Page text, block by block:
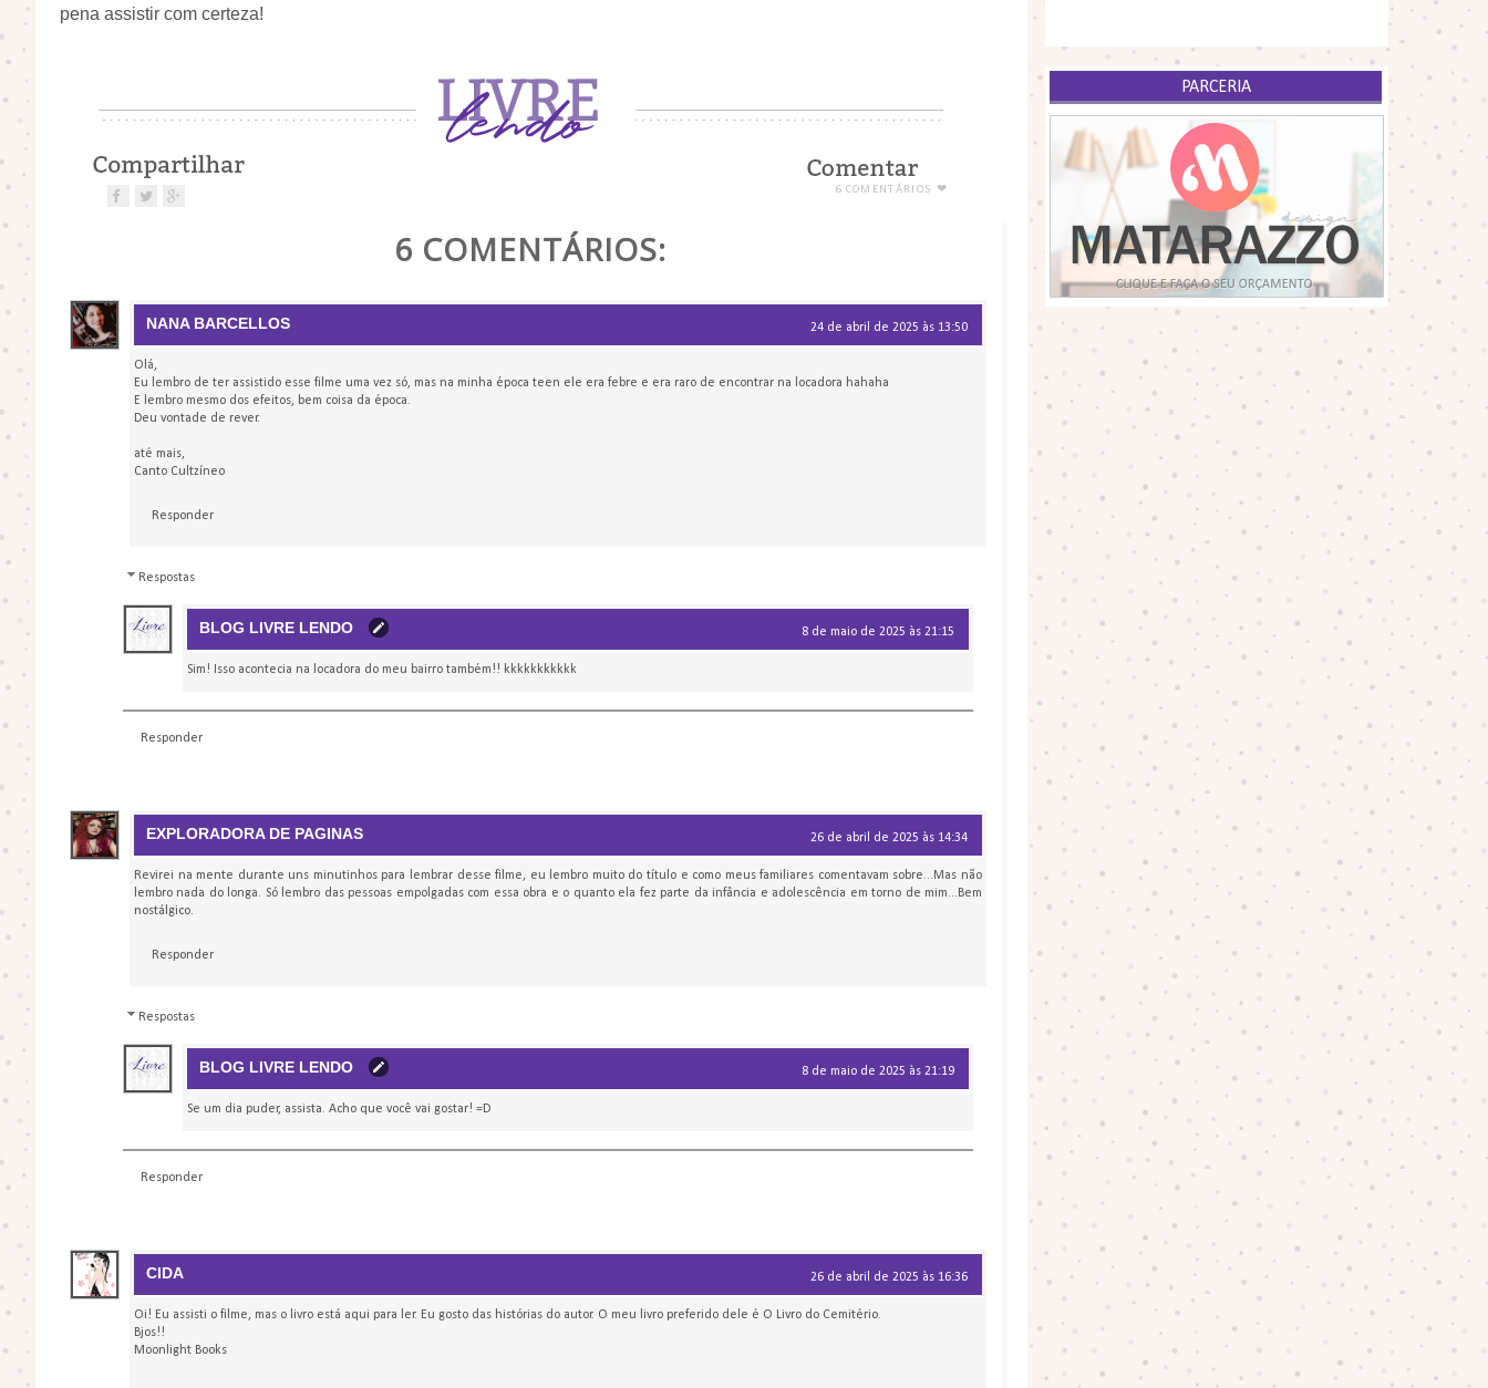
pena assistir com certeza!
6 COMENTÁRIOS ❤
6 COMENTÁRIOS:
NANA BARCELLOS 24 de abril de 2025 às 13:50
Olá,
Eu lembro de ter assistido esse filme uma vez só, mas na minha época teen ele era febre e era raro de encontrar na locadora hahaha
E lembro mesmo dos efeitos, bem coisa da época.
Deu vontade de rever.
até mais,
Canto Cultzíneo
Responder
Respostas
BLOG LIVRE LENDO 8 de maio de 2025 às 21:15
Sim! Isso acontecia na locadora do meu bairro também!! kkkkkkkkkkk
Responder
EXPLORADORA DE PAGINAS 26 de abril de 2025 às 14:34
Revirei na mente durante uns minutinhos para lembrar desse filme, eu lembro muito do título e como meus familiares comentavam sobre...Mas não
lembro nada do longa. Só lembro das pessoas empolgadas com essa obra e o quanto ela fez parte da infância e adolescência em torno de mim...Bem
nostálgico.
Responder
Respostas
BLOG LIVRE LENDO 8 de maio de 2025 às 21:19
Se um dia puder, assista. Acho que você vai gostar! =D
Responder
CIDA 26 de abril de 2025 às 16:36
Oi! Eu assisti o filme, mas o livro está aqui para ler. Eu gosto das histórias do autor. O meu livro preferido dele é O Livro do Cemitério.
Bjos!!
Moonlight Books
PARCERIA